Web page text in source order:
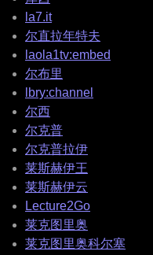
la7.it
尔直拉年特夫
laola1tv:embed
尔布里
lbry:channel
尔西
尔克普
尔克普拉伊
莱斯赫伊王
莱斯赫伊云
Lecture2Go
莱克图里奥
莱克图里奥科尔塞